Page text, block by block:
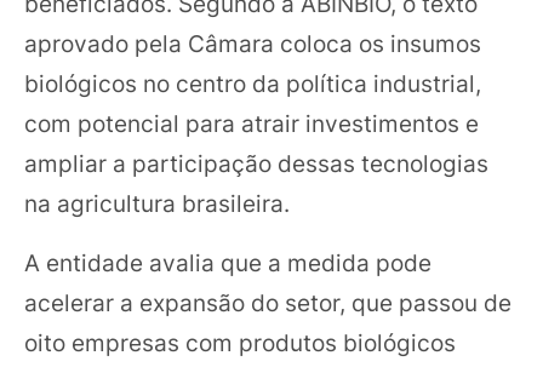
aprovado pela Câmara coloca os insumos
biológicos no centro da política industrial,
com potencial para atrair investimentos e
ampliar a participação dessas tecnologias
na agricultura brasileira.
A entidade avalia que a medida pode
acelerar a expansão do setor, que passou de
oito empresas com produtos biológicos